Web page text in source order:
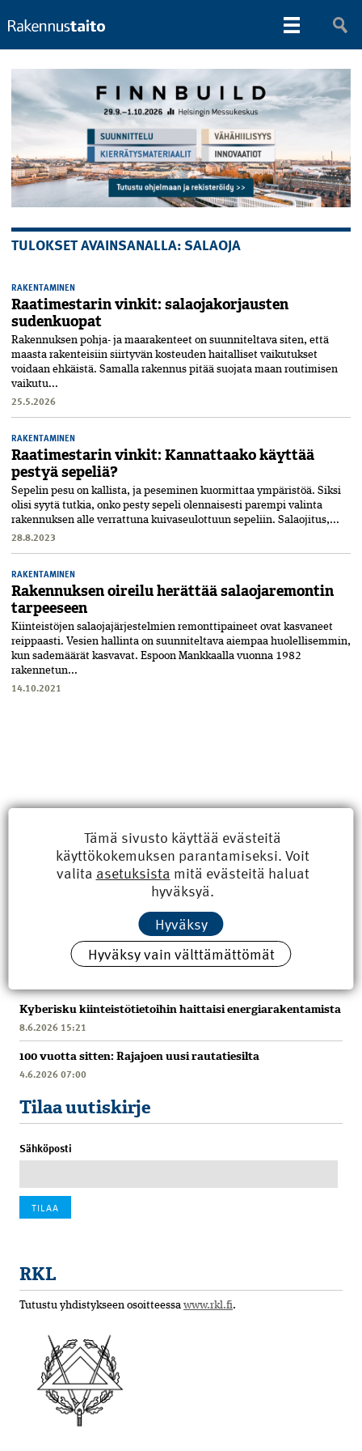
TULOKSET AVAINSANALLA: SALAOJA
RAKENTAMINEN
Raatimestarin vinkit: salaojakorjausten
sudenkuopat
Rakennuksen pohja- ja maarakenteet on suunniteltava siten, että
maasta rakenteisiin siirtyvän kosteuden haitalliset vaikutukset
voidaan ehkäistä. Samalla rakennus pitää suojata maan routimisen
vaikutu...
25.5.2026
RAKENTAMINEN
Raatimestarin vinkit: Kannattaako käyttää
pestyä sepeliä?
Sepelin pesu on kallista, ja peseminen kuormittaa ympäristöä. Siksi
olisi syytä tutkia, onko pesty sepeli olennaisesti parempi valinta
rakennuksen alle verrattuna kuivaseulottuun sepeliin. Salaojitus,...
28.8.2023
RAKENTAMINEN
Rakennuksen oireilu herättää salaojaremontin
tarpeeseen
Kiinteistöjen salaojajärjestelmien remonttipaineet ovat kasvaneet
reippaasti. Vesien hallinta on suunniteltava aiempaa huolellisemmin,
kun sademäärät kasvavat. Espoon Mankkaalla vuonna 1982
rakennetun...
14.10.2021
Uusimmat
Kyberisku kiinteistötietoihin haittaisi energiarakentamista
8.6.2026 15:21
100 vuotta sitten: Rajajoen uusi rautatiesilta
4.6.2026 07:00
Tilaa uutiskirje
Sähköposti
RKL
Tutustu yhdistykseen osoitteessa www.rkl.fi.
Tämä sivusto käyttää evästeitä
käyttökokemuksen parantamiseksi. Voit
valita asetuksista mitä evästeitä haluat
hyväksyä.
Hyväksy
Hyväksy vain välttämättömät